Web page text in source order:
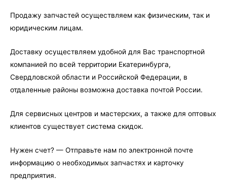
Продажу запчастей осуществляем как физическим, так и
юридическим лицам.
Доставку осуществляем удобной для Вас транспортной
компанией по всей территории Екатеринбурга,
Свердловской области и Российской Федерации, в
отдаленные районы возможна доставка почтой России.
Для сервисных центров и мастерских, а также для оптовых
клиентов существует система скидок.
Нужен счет? — Отправьте нам по электронной почте
информацию о необходимых запчастях и карточку
предприятия.